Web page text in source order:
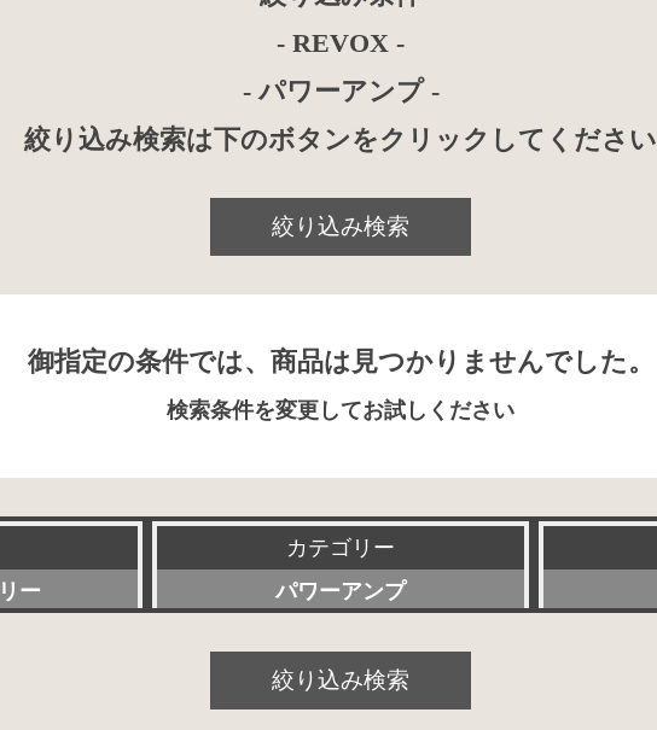
- REVOX -
- パワーアンプ -
絞り込み検索は下のボタンをクリックしてください
絞り込み検索
御指定の条件では、商品は見つかりませんでした。
検索条件を変更してお試しください
ー
カテゴリー
パワーアンプ
プリアンプ
絞り込み検索